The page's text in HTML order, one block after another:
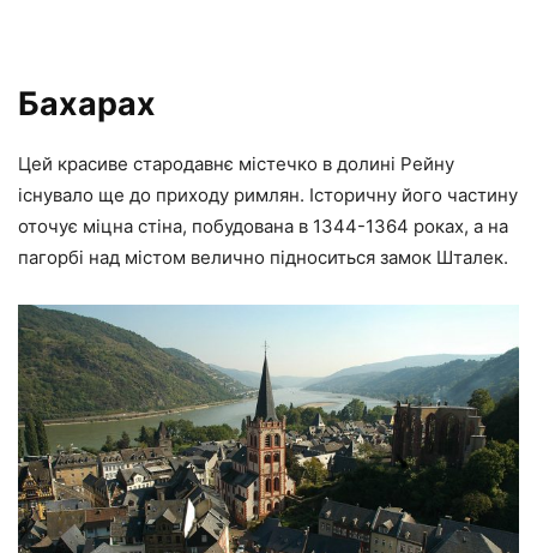
Бахарах
Цей красиве стародавнє містечко в долині Рейну
існувало ще до приходу римлян. Історичну його частину
оточує міцна стіна, побудована в 1344-1364 роках, а на
пагорбі над містом велично підноситься замок Шталек.